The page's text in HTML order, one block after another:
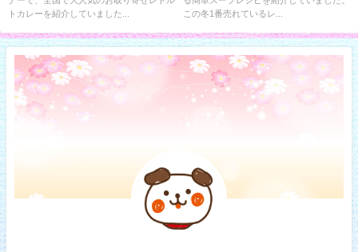
トカレーを紹介していました...
この冬1番売れているレ...